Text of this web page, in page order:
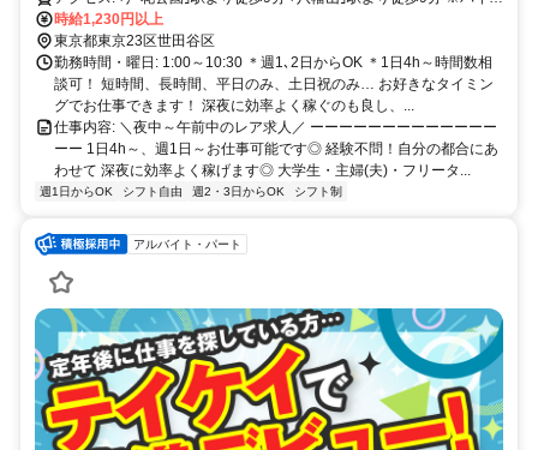
通勤OK
時給1,230円以上
東京都東京23区世田谷区
勤務時間・曜日: 1:00～10:30 ＊週1､2日からOK ＊1日4h～時間数相
談可！ 短時間、長時間、平日のみ、土日祝のみ… お好きなタイミン
グでお仕事できます！ 深夜に効率よく稼ぐのも良し、...
仕事内容: ＼夜中～午前中のレア求人／ ーーーーーーーーーーーーー
ーー 1日4h～、週1日～お仕事可能です◎ 経験不問！自分の都合にあ
わせて 深夜に効率よく稼げます◎ 大学生・主婦(夫)・フリータ...
週1日からOK シフト自由 週2・3日からOK シフト制
アルバイト・パート